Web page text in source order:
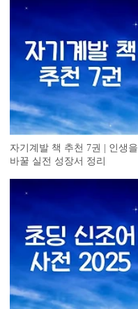
자기계발 책 추천 7권 | 인생을
바꿀 실전 성장서 정리